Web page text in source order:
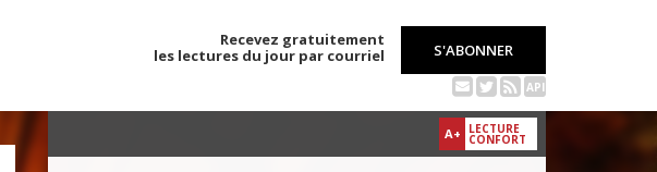
Recevez gratuitement
les lectures du jour par courriel
S'ABONNER
API
A+ LECTURE
CONFORT